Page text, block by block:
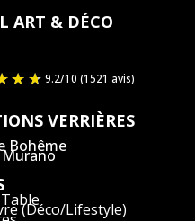
ART & DÉCO
VERRIÈRES
Bohême
(Déco/Lifestyle)